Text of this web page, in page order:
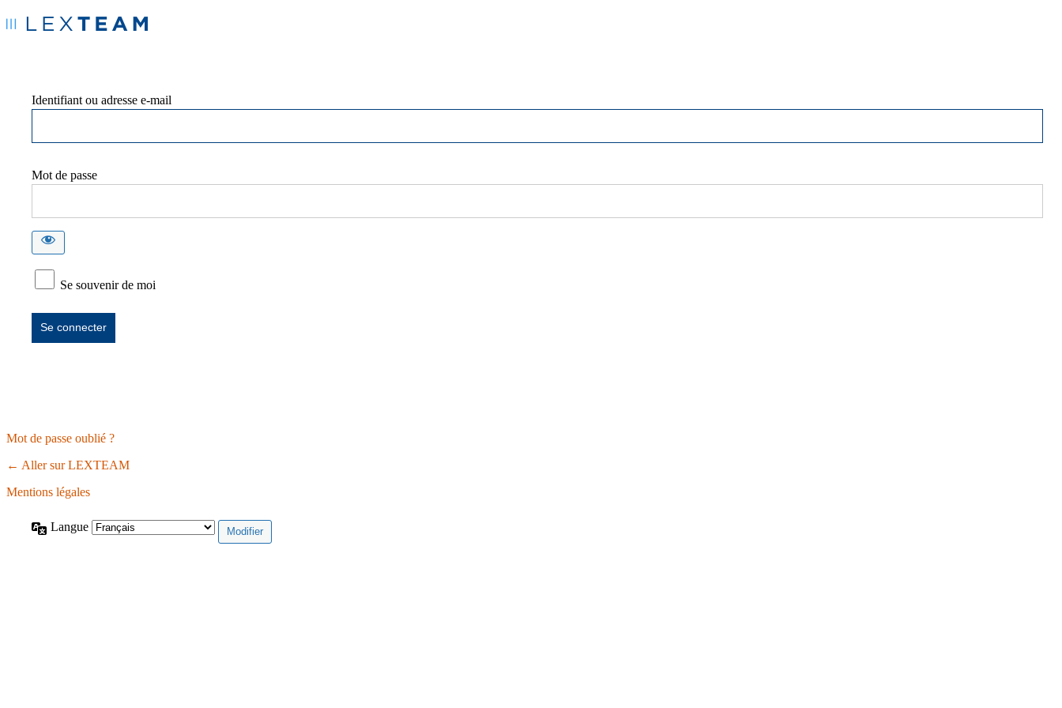
Identifiant ou adresse e-mail
Mot de passe
Se souvenir de moi
Mot de passe oublié ?
← Aller sur LEXTEAM
Mentions légales
Langue